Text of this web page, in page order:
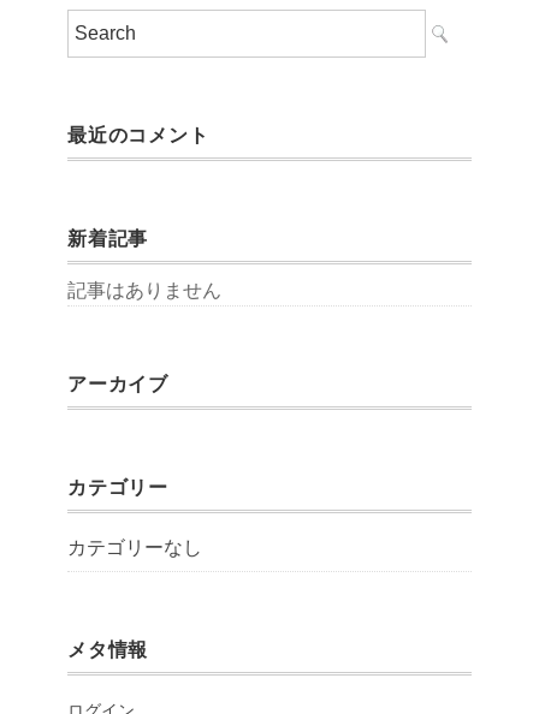
最近のコメント
新着記事
記事はありません
アーカイブ
カテゴリー
カテゴリーなし
メタ情報